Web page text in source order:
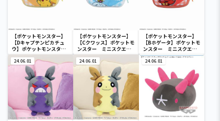
【ポケットモンスター】
【Dキャプテンピカチュ
ウ】ポケットモンスタ
ー ミニスクエアポーチ
【ポケットモンスター】
【Cクワッス】ポケットモ
ンスター ミニスクエア
ポーチ
【ポケットモンスター】
【Bホゲータ】ポケットモ
ンスター ミニスクエア
ポーチ
24.06.01 24.06.01 24.06.01